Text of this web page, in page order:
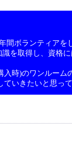
ボランティア
を取得し、資
時)のワンルー
いきたいと思って